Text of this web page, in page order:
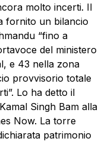
molto incerti. Il
fornito un bilancio
“fino a
del ministero
e 43 nella zona
provvisorio totale
Lo ha detto il
Singh Bam alla
Now. La torre
patrimonio